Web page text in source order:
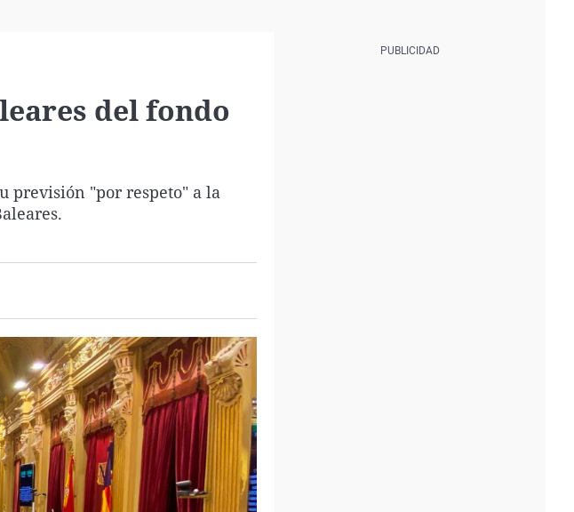
del fondo
previsión "por respeto" a la